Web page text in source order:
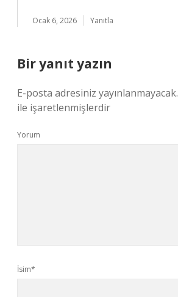
Ocak 6, 2026 Yanıtla
Bir yanıt yazın
E-posta adresiniz yayınlanmayacak.
ile işaretlenmişlerdir
Yorum
İsim*